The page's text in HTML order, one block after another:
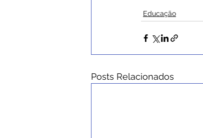
Educação
Posts Relacionados